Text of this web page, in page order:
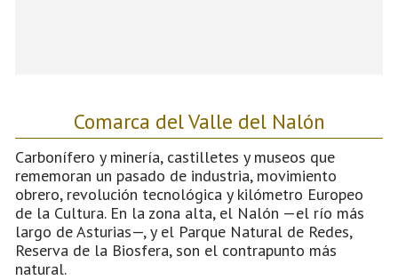
Comarca del Valle del Nalón
Carbonífero y minería, castilletes y museos que
rememoran un pasado de industria, movimiento
obrero, revolución tecnológica y kilómetro Europeo
de la Cultura. En la zona alta, el Nalón —el río más
largo de Asturias—, y el Parque Natural de Redes,
Reserva de la Biosfera, son el contrapunto más
natural.